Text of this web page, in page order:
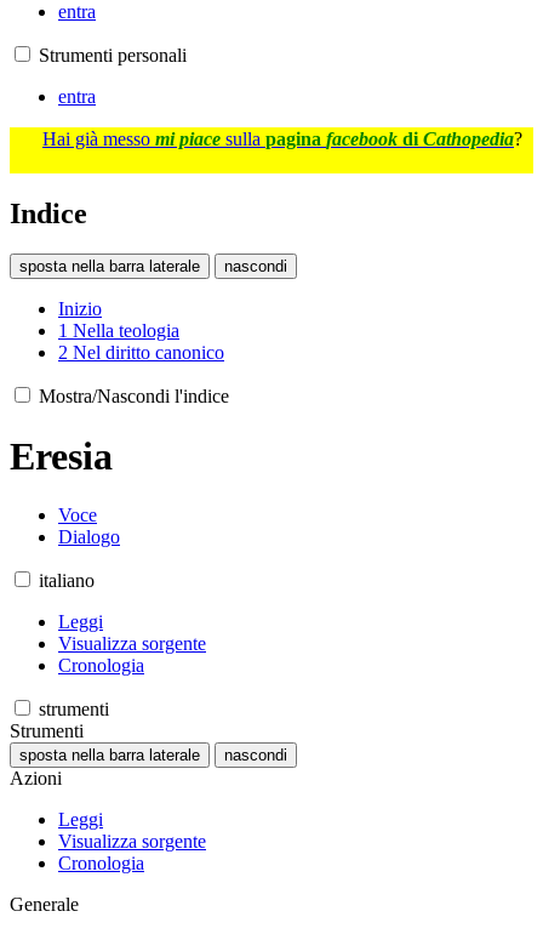
entra
Strumenti personali
entra
Hai già messo mi piace sulla pagina facebook di Cathopedia?
Indice
sposta nella barra laterale nascondi
Inizio
1 Nella teologia
2 Nel diritto canonico
Mostra/Nascondi l'indice
Eresia
Voce
Dialogo
italiano
Leggi
Visualizza sorgente
Cronologia
strumenti
Strumenti
sposta nella barra laterale nascondi
Azioni
Leggi
Visualizza sorgente
Cronologia
Generale